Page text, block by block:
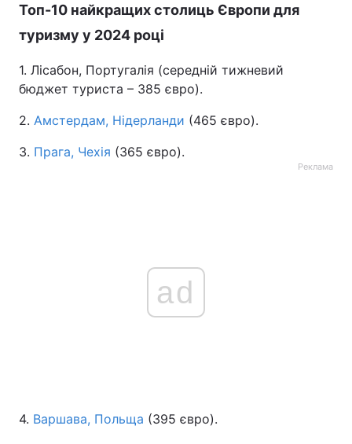
Топ-10 найкращих столиць Європи для
туризму у 2024 році
1. Лісабон, Португалія (середній тижневий
бюджет туриста – 385 євро).
2. Амстердам, Нідерланди (465 євро).
3. Прага, Чехія (365 євро).
Реклама
ad
4. Варшава, Польща (395 євро).